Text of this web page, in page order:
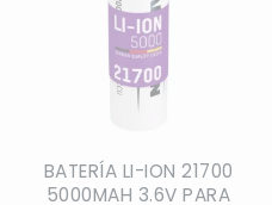
BATERÍA LI-ION 21700
5000MAH 3.6V PARA